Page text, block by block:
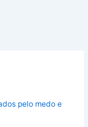
pelo medo e